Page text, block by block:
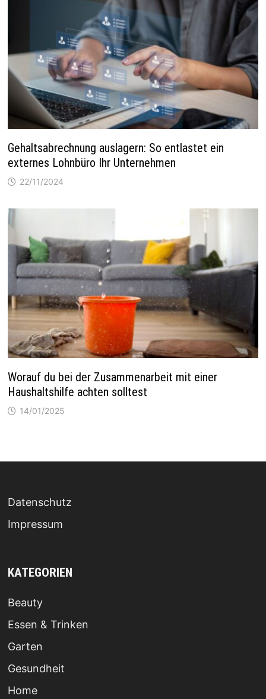
Gehaltsabrechnung auslagern: So entlastet ein
externes Lohnbüro Ihr Unternehmen
22/11/2024
Worauf du bei der Zusammenarbeit mit einer
Haushaltshilfe achten solltest
14/01/2025
Datenschutz
Impressum
KATEGORIEN
Beauty
Essen & Trinken
Garten
Gesundheit
Home